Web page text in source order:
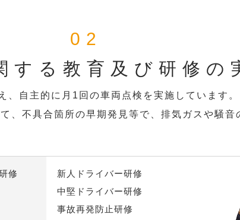
02
する教育及び研修の
、自主的に月1回の車両点検を実施しています。
、不具合箇所の早期発見等で、排気ガスや騒音
修
新人ドライバー研修
中堅ドライバー研修
事故再発防止研修